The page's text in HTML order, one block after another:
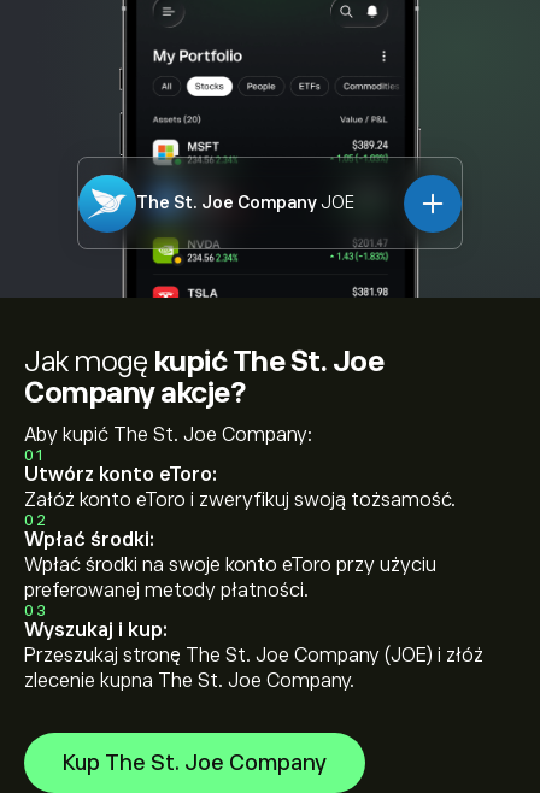
The St. Joe CompanyJOE
Jak mogę kupić The St. Joe
Company akcje?
Aby kupić The St. Joe Company:
01
Utwórz konto eToro:
Załóż konto eToro i zweryfikuj swoją tożsamość.
02
Wpłać środki:
Wpłać środki na swoje konto eToro przy użyciu
preferowanej metody płatności.
03
Wyszukaj i kup:
Przeszukaj stronę The St. Joe Company (JOE) i złóż
zlecenie kupna The St. Joe Company.
Kup The St. Joe Company